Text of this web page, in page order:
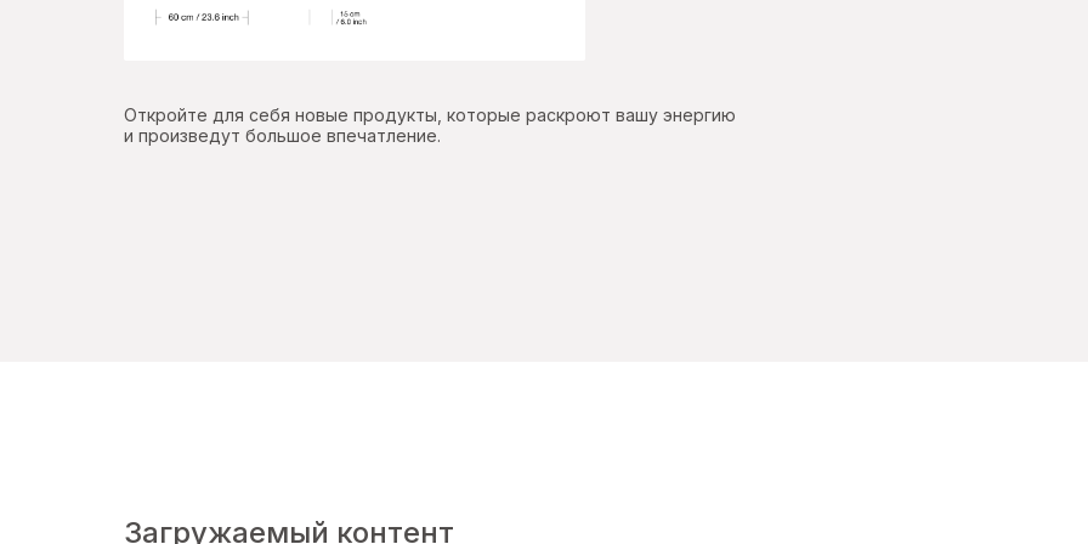
Откройте для себя новые продукты, которые раскроют вашу энергию
и произведут большое впечатление.
Загружаемый контент